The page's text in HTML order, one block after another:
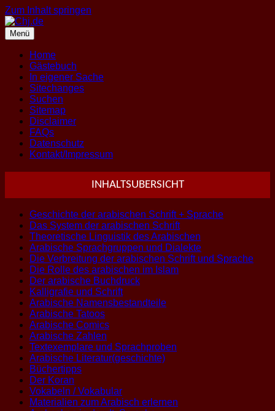
Zum Inhalt springen
Menü
Home
Gästebuch
In eigener Sache
Sitechanges
Suchen
Sitemap
Disclaimer
FAQs
Datenschutz
Kontakt/Impressum
INHALTSUBERSICHT
Geschichte der arabischen Schrift + Sprache
Das System der arabischen Schrift
Theoretische Linguistik des Arabischen
Arabische Sprachgruppen und Dialekte
Die Verbreitung der arabischen Schrift und Sprache
Die Rolle des arabischen im Islam
Der arabische Buchdruck
Kalligrafie und Schrift
Arabische Namensbestandteile
Arabische Tatoos
Arabische Comics
Arabische Zahlen
Textexemplare und Sprachproben
Arabische Literatur(geschichte)
Büchertipps
Der Koran
Vokabeln / Vokabular
Materialien zum Arabisch erlernen